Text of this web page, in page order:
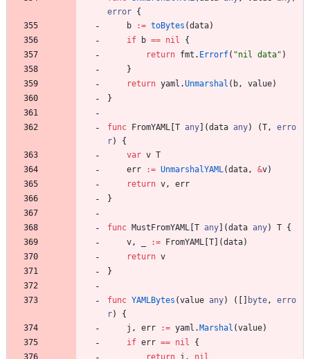
error {
b
:= toBytes (data)
if
b == nil
{
return fmt . Errorf( "nil data" )
}
return yaml .Unmarshal ( b, value)
}
func FromYAML T any (data any) (T,
erro
r)
{
var v T
err
:= UnmarshalYAML(data, &v)
return v,
err
}
func MustFromYAML T any (data any) T {
v, := FromYAML T (data)
return v
}
func YAMLBytes (value any) ( byte,
erro
r)
{
j , err := yaml . Marshal (value)
if err == nil
{